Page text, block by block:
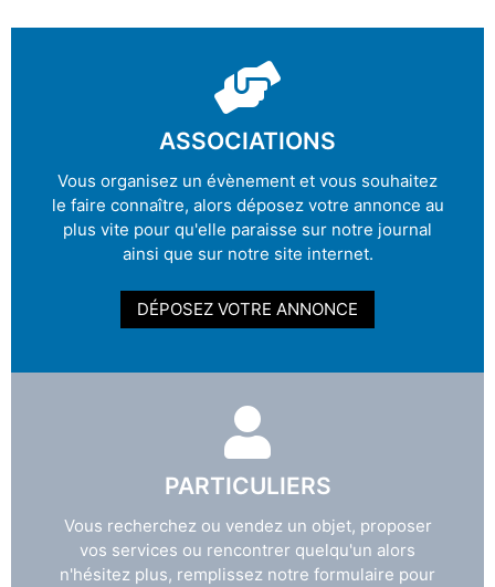
ASSOCIATIONS
Vous organisez un évènement et vous souhaitez
le faire connaître, alors déposez votre annonce au
plus vite pour qu'elle paraisse sur notre journal
ainsi que sur notre site internet.
DÉPOSEZ VOTRE ANNONCE
PARTICULIERS
Vous recherchez ou vendez un objet, proposer
vos services ou rencontrer quelqu'un alors
n'hésitez plus, remplissez notre formulaire pour